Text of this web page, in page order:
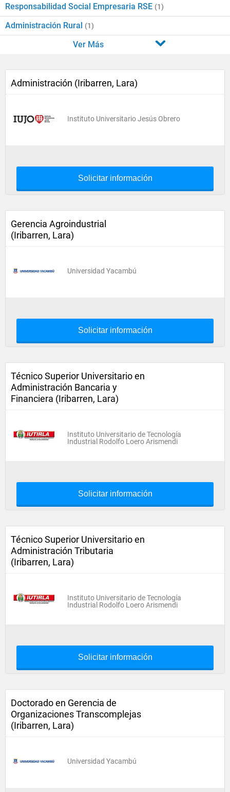
Responsabilidad Social Empresaria RSE (1)
Administración Rural (1)
Ver Más
Administración (Iribarren, Lara)
Instituto Universitario Jesús Obrero
Solicitar información
Gerencia Agroindustrial
(Iribarren, Lara)
Universidad Yacambú
Solicitar información
Técnico Superior Universitario en
Administración Bancaria y
Financiera (Iribarren, Lara)
Instituto Universitario de Tecnología
Industrial Rodolfo Loero Arismendi
Solicitar información
Técnico Superior Universitario en
Administración Tributaria
(Iribarren, Lara)
Instituto Universitario de Tecnología
Industrial Rodolfo Loero Arismendi
Solicitar información
Doctorado en Gerencia de
Organizaciones Transcomplejas
(Iribarren, Lara)
Universidad Yacambú